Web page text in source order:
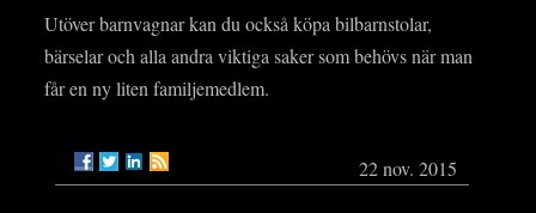
Utöver barnvagnar kan du också köpa bilbarnstolar,
bärselar och alla andra viktiga saker som behövs när man
får en ny liten familjemedlem.
22 nov. 2015